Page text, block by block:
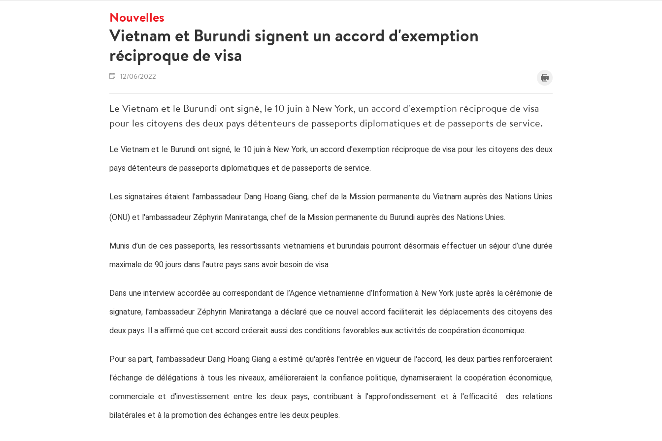
Nouvelles
Vietnam et Burundi signent un accord d'exemption
réciproque de visa
12/06/2022
Le Vietnam et le Burundi ont signé, le 10 juin à New York, un accord d'exemption réciproque de visa
pour les citoyens des deux pays détenteurs de passeports diplomatiques et de passeports de service.
Le Vietnam et le Burundi ont signé, le 10 juin à New York, un accord d'exemption réciproque de visa pour les citoyens des deux
pays détenteurs de passeports diplomatiques et de passeports de service.
Les signataires étaient l'ambassadeur Dang Hoang Giang, chef de la Mission permanente du Vietnam auprès des Nations Unies
(ONU) et l'ambassadeur Zéphyrin Maniratanga, chef de la Mission permanente du Burundi auprès des Nations Unies.
Munis d’un de ces passeports, les ressortissants vietnamiens et burundais pourront désormais effectuer un séjour d’une durée
maximale de 90 jours dans l’autre pays sans avoir besoin de visa
Dans une interview accordée au correspondant de l’Agence vietnamienne d’Information à New York juste après la cérémonie de
signature, l'ambassadeur Zéphyrin Maniratanga a déclaré que ce nouvel accord faciliterait les déplacements des citoyens des
deux pays. Il a affirmé que cet accord créerait aussi des conditions favorables aux activités de coopération économique.
Pour sa part, l'ambassadeur Dang Hoang Giang a estimé qu'après l'entrée en vigueur de l'accord, les deux parties renforceraient
l'échange de délégations à tous les niveaux, amélioreraient la confiance politique, dynamiseraient la coopération économique,
commerciale et d'investissement entre les deux pays, contribuant à l'approfondissement et à l'efficacité des relations
bilatérales et à la promotion des échanges entre les deux peuples.